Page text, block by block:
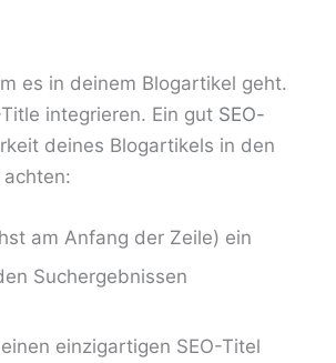
es in deinem Blogartikel geht.
integrieren. Ein gut SEO-
deines Blogartikels in den
am Anfang der Zeile) ein
Suchergebnissen
einzigartigen SEO-Titel